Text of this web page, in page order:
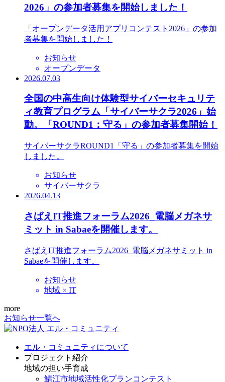
2026」の参加者募集を開始しました！
「オープンデータ活用アプリコンテスト2026」の参加
者募集を開始しました！
お知らせ
オープンデータ
2026.07.03
全国の中高生向け体験型サイバーセキュリテ
ィ教育プログラム「サイバーサクラ2026」始
動。「ROUND1：守る」の参加者募集開始！
サイバーサクラROUND1「守る」の参加者募集を開始
しました。
お知らせ
サイバーサクラ
2026.04.13
さばえIT推進フォーラム2026_電脳メガネサ
ミット in Sabaeを開催します。
さばえIT推進フォーラム2026_電脳メガネサミット in
Sabaeを開催します。
お知らせ
地域 × IT
more
お知らせ一覧へ
エル・コミュニティについて
プロジェクト紹介
地域の担い手育成
鯖江市地域活性化プランコンテスト